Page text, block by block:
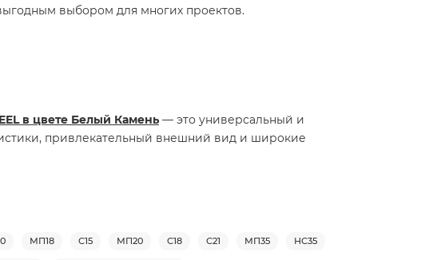
выбором для многих проектов.
в цвете Белый Камень — это универсальный и
привлекательный внешний вид и широкие
МП18 С15 МП20 С18 С21 МП35 НС35